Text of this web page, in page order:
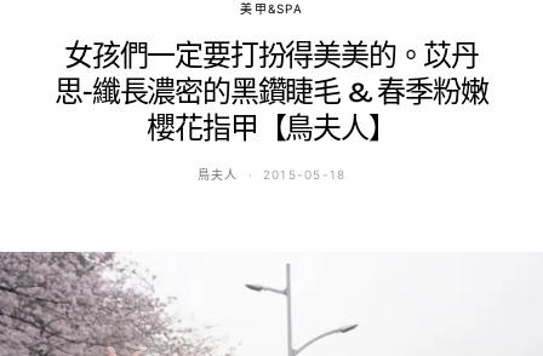
美甲&SPA
女孩們一定要打扮得美美的。苡丹
思-纖長濃密的黑鑽睫毛 & 春季粉嫩
櫻花指甲【鳥夫人】
鳥夫人 2015-05-18